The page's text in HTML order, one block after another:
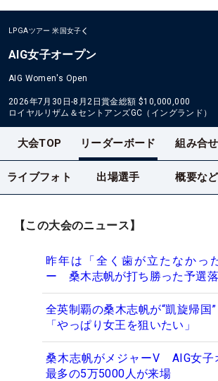
LPGAツアー 米国女子
AIG女子オープン
AIG Women's Open
2026年7月30日-8月2日賞金総額 $10,000,000
ロイヤルリザム＆セントアンズGC（イングランド）
大会TOP リーダーボード 組み合せ
ライブフォト 出場選手 概要など
【この大会のニュース】
昨年は「全く歯が立たなかっ
ー 桑木志帆が打ち勝った予選
全英制覇の桑木志帆が“凱旋帰
「やっぱり女王を狙いたい」
桑木志帆がメジャーV AIG女子
最多の5万5000人が来場